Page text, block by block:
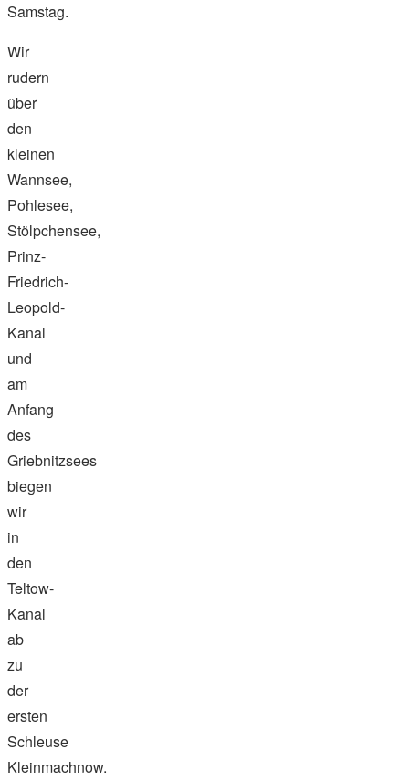
Samstag.
Wir
rudern
über
den
kleinen
Wannsee,
Pohlesee,
Stölpchensee,
Prinz-
Friedrich-
Leopold-
Kanal
und
am
Anfang
des
Griebnitzsees
biegen
wir
in
den
Teltow-
Kanal
ab
zu
der
ersten
Schleuse
Kleinmachnow.